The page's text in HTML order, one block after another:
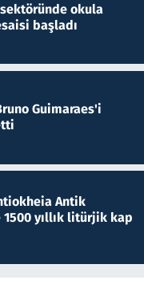
okula
başladı
Guimaraes'i
Antik
yıllık litürjik kap